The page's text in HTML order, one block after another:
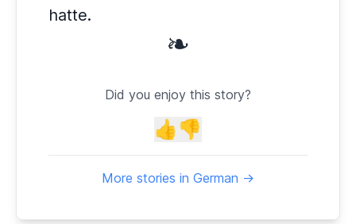
hatte.
❧
Did you enjoy this story?
👍👎
More stories in German →